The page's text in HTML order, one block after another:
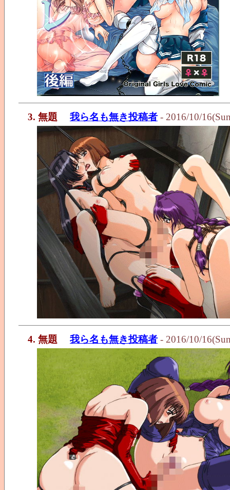
3. 無題 我ら名も無き投稿者 - 2016/10/
4. 無題 我ら名も無き投稿者 - 2016/10/